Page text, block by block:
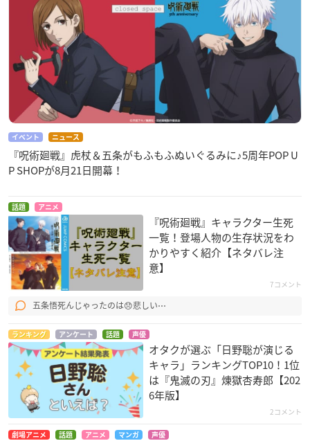
イベント ニュース
『呪術廻戦』虎杖＆五条がもふもふぬいぐるみに♪5周年POP U
P SHOPが8月21日開幕！
話題 アニメ
『呪術廻戦』キャラクター生死
一覧！登場人物の生存状況をわ
かりやすく紹介【ネタバレ注
意】
7コメント
五条悟死んじゃったのは😞悲しい⋯
ランキング アンケート 話題 声優
オタクが選ぶ「日野聡が演じる
キャラ」ランキングTOP10！1位
は『鬼滅の刃』煉󠄁獄杏寿郎【202
6年版】
2コメント
劇場アニメ 話題 アニメ マンガ 声優